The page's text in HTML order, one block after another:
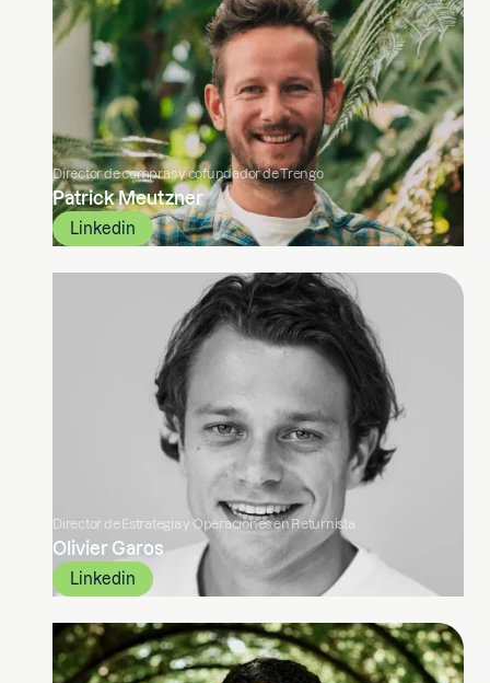
Director de compras y cofundador de Trengo
Patrick Meutzner
Linkedin
Director de Estrategia y Operaciones en Returnista
Olivier Garos
Linkedin